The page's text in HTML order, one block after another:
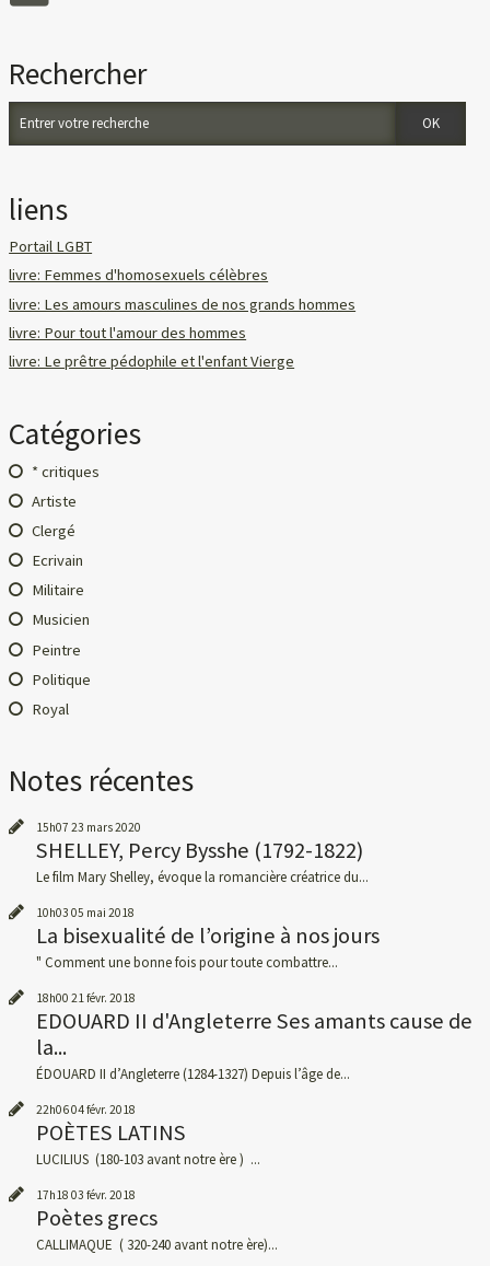
Rechercher
liens
Portail LGBT
livre: Femmes d'homosexuels célèbres
livre: Les amours masculines de nos grands hommes
livre: Pour tout l'amour des hommes
livre: Le prêtre pédophile et l'enfant Vierge
Catégories
* critiques
Artiste
Clergé
Ecrivain
Militaire
Musicien
Peintre
Politique
Royal
Notes récentes
15h07 23 mars 2020
SHELLEY, Percy Bysshe (1792-1822)
Le film Mary Shelley, évoque la romancière créatrice du...
10h03 05 mai 2018
La bisexualité de l’origine à nos jours
" Comment une bonne fois pour toute combattre...
18h00 21févr. 2018
EDOUARD II d'Angleterre Ses amants cause de
la...
ÉDOUARD II d’Angleterre (1284-1327) Depuis l’âge de...
22h0604févr. 2018
POÈTES LATINS
LUCILIUS (180-103 avant notre ère ) ...
17h18 03 févr. 2018
Poètes grecs
CALLIMAQUE ( 320-240 avant notre ère)...